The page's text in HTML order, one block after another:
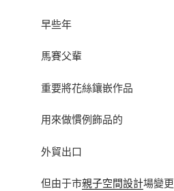
早些年
馬賽父輩
重要將花絲鑲嵌作品
用來做慣例飾品的
外貿出口
但由于市親子空間設計場變更